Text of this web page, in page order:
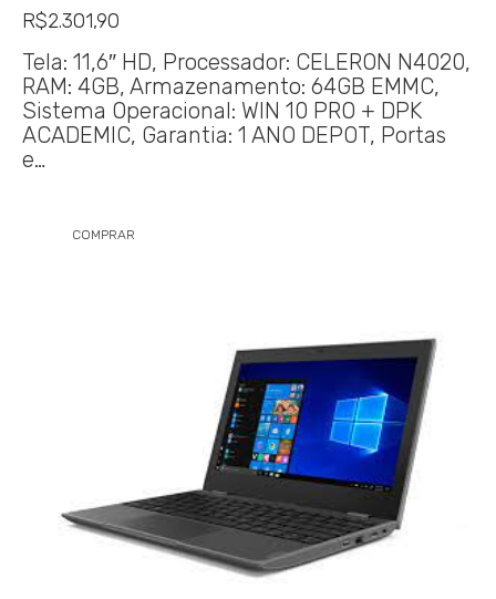
R$2.301,90
Tela: 11,6″ HD, Processador: CELERON N4020,
RAM: 4GB, Armazenamento: 64GB EMMC,
Sistema Operacional: WIN 10 PRO + DPK
ACADEMIC, Garantia: 1 ANO DEPOT, Portas
e…
COMPRAR